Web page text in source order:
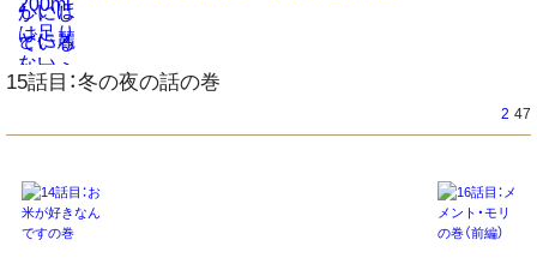
15話目：冬の夜の話の巻
2 47